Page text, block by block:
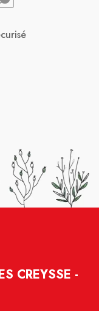
CREYSSE -